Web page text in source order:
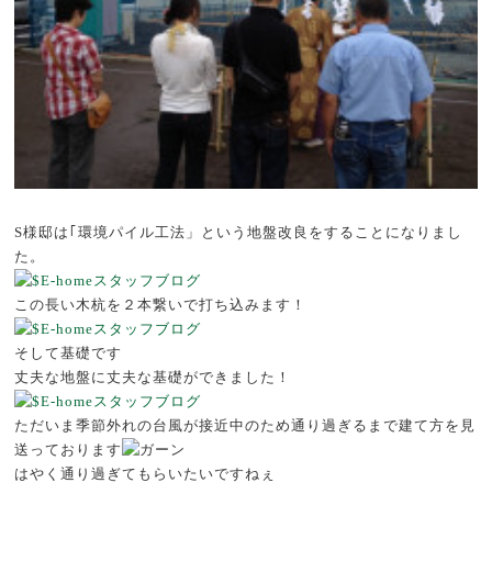
S様邸は｢環境パイル工法」という地盤改良をすることになりまし
た。
この長い木杭を２本繋いで打ち込みます！
そして基礎です
丈夫な地盤に丈夫な基礎ができました！
ただいま季節外れの台風が接近中のため通り過ぎるまで建て方を見
送っております
はやく通り過ぎてもらいたいですねぇ